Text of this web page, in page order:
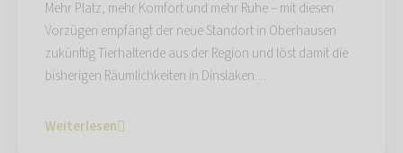
Mehr Platz, mehr Komfort und mehr Ruhe – mit diesen
Vorzügen empfängt der neue Standort in Oberhausen
zukünftig Tierhaltende aus der Region und löst damit die
bisherigen Räumlichkeiten in Dinslaken…
Weiterlesen